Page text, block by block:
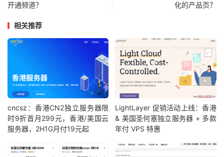
开通频道？
化的产品页？
相关推荐
cncsz：香港CN2独立服务器限
时9折首月299元，香港/美国云
服务器，2H1G月付19元起
LightLayer 促销活动上线：香港
& 美国圣何塞独立服务器 + 多款
年付 VPS 特惠